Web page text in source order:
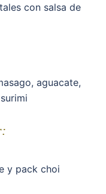
con salsa de
aguacate,
y pack choi